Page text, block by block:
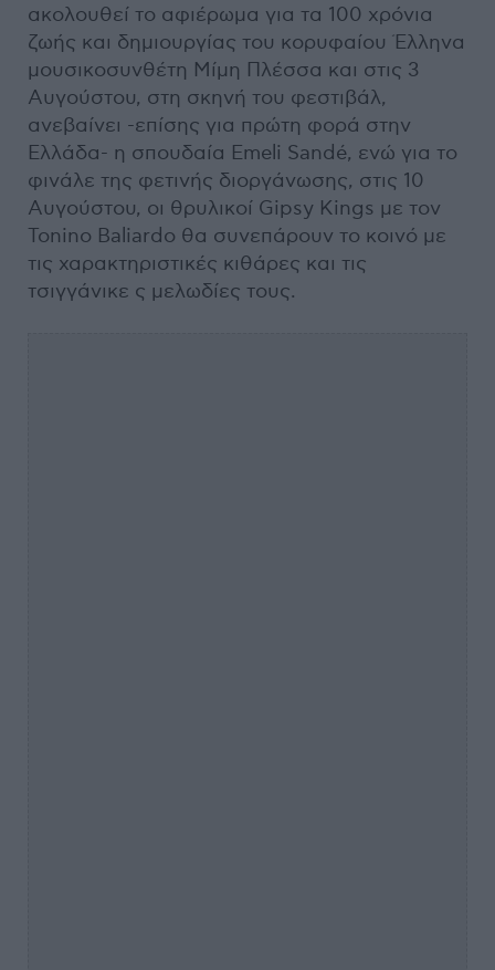
ακολουθεί το αφιέρωμα για τα 100 χρόνια
ζωής και δημιουργίας του κορυφαίου Έλληνα
μουσικοσυνθέτη Μίμη Πλέσσα και στις 3
Αυγούστου, στη σκηνή του φεστιβάλ,
ανεβαίνει -επίσης για πρώτη φορά στην
Ελλάδα- η σπουδαία Emeli Sandé, ενώ για το
φινάλε της φετινής διοργάνωσης, στις 10
Αυγούστου, οι θρυλικοί Gipsy Kings με τον
Tonino Baliardo θα συνεπάρουν το κοινό με
τις χαρακτηριστικές κιθάρες και τις
τσιγγάνικε ς μελωδίες τους.